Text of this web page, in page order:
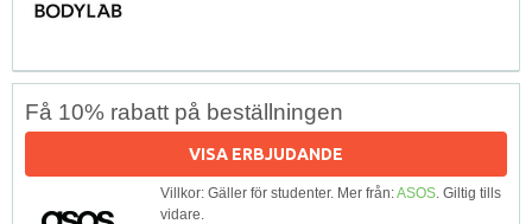
Få 10% rabatt på beställningen
VISA ERBJUDANDE
Villkor: Gäller för studenter. Mer från:ASOS. Giltig tills
vidare.